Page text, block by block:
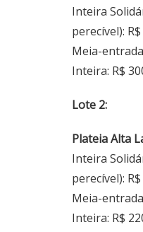
Inteira
perecível):
Meia-
Inteira: R$
Lote 2:
Plateia Alta
Inteira
perecível):
Meia-
Inteira: R$